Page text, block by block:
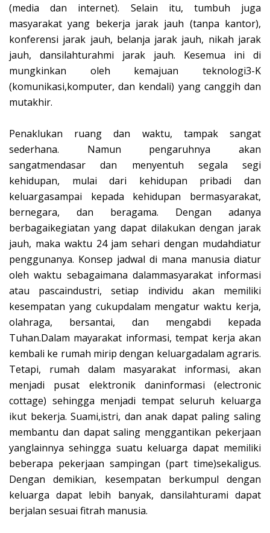
(media dan internet). Selain itu, tumbuh juga
masyarakat yang bekerja jarak jauh (tanpa kantor),
konferensi jarak jauh, belanja jarak jauh, nikah jarak
jauh, dansilahturahmi jarak jauh. Kesemua ini di
mungkinkan oleh kemajuan teknologi3-K
(komunikasi,komputer, dan kendali) yang canggih dan
mutakhir.
Penaklukan ruang dan waktu, tampak sangat
sederhana. Namun pengaruhnya akan
sangatmendasar dan menyentuh segala segi
kehidupan, mulai dari kehidupan pribadi dan
keluargasampai kepada kehidupan bermasyarakat,
bernegara, dan beragama. Dengan adanya
berbagaikegiatan yang dapat dilakukan dengan jarak
jauh, maka waktu 24 jam sehari dengan mudahdiatur
penggunanya. Konsep jadwal di mana manusia diatur
oleh waktu sebagaimana dalammasyarakat informasi
atau pascaindustri, setiap individu akan memiliki
kesempatan yang cukupdalam mengatur waktu kerja,
olahraga, bersantai, dan mengabdi kepada
Tuhan.Dalam mayarakat informasi, tempat kerja akan
kembali ke rumah mirip dengan keluargadalam agraris.
Tetapi, rumah dalam masyarakat informasi, akan
menjadi pusat elektronik daninformasi (electronic
cottage) sehingga menjadi tempat seluruh keluarga
ikut bekerja. Suami,istri, dan anak dapat paling saling
membantu dan dapat saling menggantikan pekerjaan
yanglainnya sehingga suatu keluarga dapat memiliki
beberapa pekerjaan sampingan (part time)sekaligus.
Dengan demikian, kesempatan berkumpul dengan
keluarga dapat lebih banyak, dansilahturami dapat
berjalan sesuai fitrah manusia.